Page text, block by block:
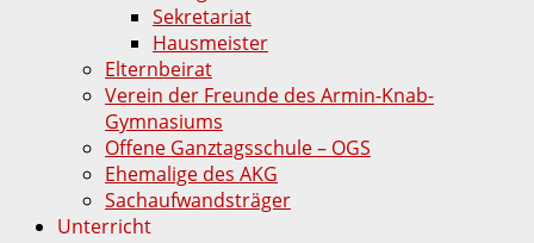
Sekretariat
Hausmeister
Elternbeirat
Verein der Freunde des Armin-Knab-
Gymnasiums
Offene Ganztagsschule – OGS
Ehemalige des AKG
Sachaufwandsträger
Unterricht